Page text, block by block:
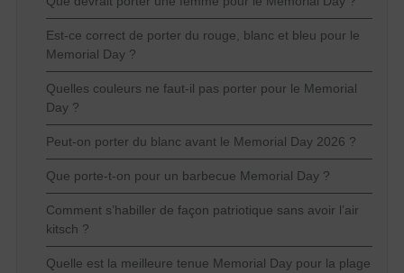
Est-ce correct de porter du rouge, blanc et bleu pour le
Memorial Day ?
Quelles couleurs ne faut-il pas porter pour le Memorial
Day ?
Peut-on porter du blanc avant le Memorial Day 2026 ?
Que porte-t-on pour un barbecue Memorial Day ?
Comment s’habiller de façon patriotique sans avoir l’air
kitsch ?
Quelle est la meilleure tenue Memorial Day pour la plage